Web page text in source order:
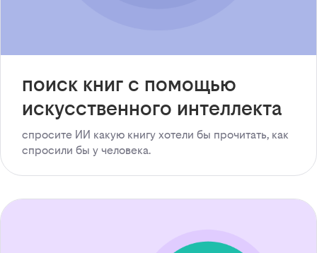
поиск книг с помощью
искусственного интеллекта
спросите ИИ какую книгу хотели бы прочитать, как
спросили бы у человека.